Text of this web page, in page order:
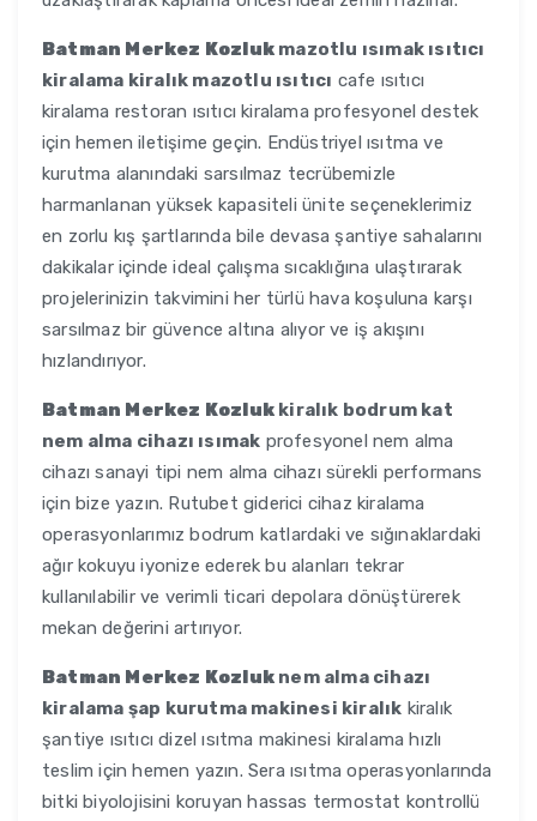
Batman Merkez Kozluk mazotlu ısımak ısıtıcı
kiralama kiralık mazotlu ısıtıcı cafe ısıtıcı
kiralama restoran ısıtıcı kiralama profesyonel destek
için hemen iletişime geçin. Endüstriyel ısıtma ve
kurutma alanındaki sarsılmaz tecrübemizle
harmanlanan yüksek kapasiteli ünite seçeneklerimiz
en zorlu kış şartlarında bile devasa şantiye sahalarını
dakikalar içinde ideal çalışma sıcaklığına ulaştırarak
projelerinizin takvimini her türlü hava koşuluna karşı
sarsılmaz bir güvence altına alıyor ve iş akışını
hızlandırıyor.
Batman Merkez Kozluk kiralık bodrum kat
nem alma cihazı ısımak profesyonel nem alma
cihazı sanayi tipi nem alma cihazı sürekli performans
için bize yazın. Rutubet giderici cihaz kiralama
operasyonlarımız bodrum katlardaki ve sığınaklardaki
ağır kokuyu iyonize ederek bu alanları tekrar
kullanılabilir ve verimli ticari depolara dönüştürerek
mekan değerini artırıyor.
Batman Merkez Kozluk nem alma cihazı
kiralama şap kurutma makinesi kiralık kiralık
şantiye ısıtıcı dizel ısıtma makinesi kiralama hızlı
teslim için hemen yazın. Sera ısıtma operasyonlarında
bitki biyolojisini koruyan hassas termostat kontrollü